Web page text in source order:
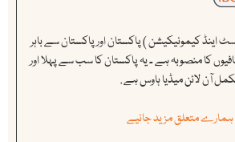
اینڈ کیمونیکیشن ) پاکستان اور پاکستان سے باہر
کا منصوبہ ہے ۔ یہ پاکستان کا سب سے پہلا اور
آن لائن میڈیا ہاوس ہے .
ہمارے متعلق مزید جانیے